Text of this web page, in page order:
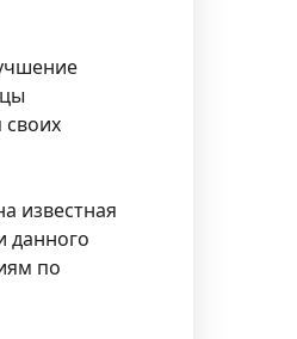
своих
известная
данного
по